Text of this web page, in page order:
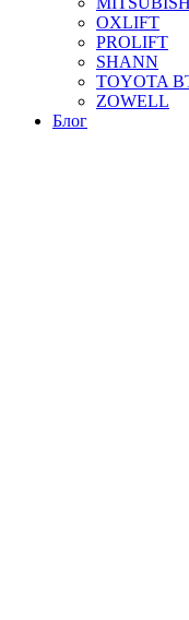
OXLIFT
PROLIFT
SHANN
TOYOTA
ZOWELL
Блог